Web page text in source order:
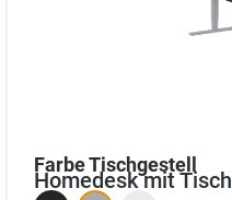
Farbe Tischgestell
Homedesk mit